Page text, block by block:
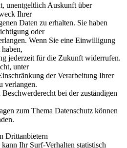
unentgeltlich Auskunft über
Ihrer
Daten zu erhalten. Sie haben
oder
Wenn Sie eine Einwilligung
jederzeit für die Zukunft widerrufen.
unter
der Verarbeitung Ihrer
verlangen.
bei der zuständigen
zum Thema Datenschutz können
Drittanbietern
Ihr Surf-Verhalten statistisch